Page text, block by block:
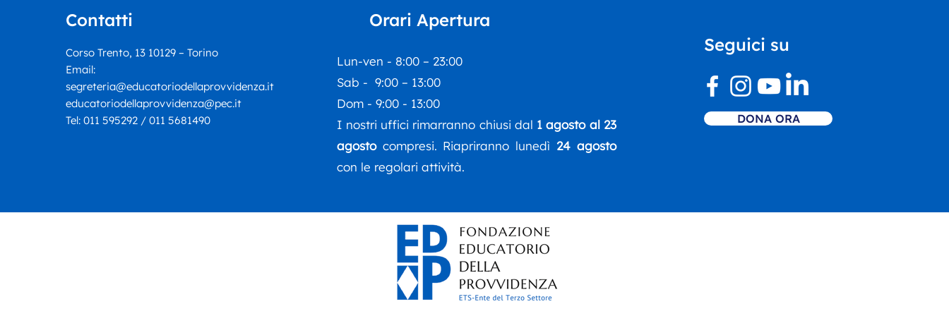
piccolo”
Contatti
Corso Trento, 13 10129 – Torino
Email:
segreteria@educatoriodellaprovvidenza.it
educatoriodellaprovvidenza@pec.it
Tel: 011 595292 / 011 5681490
Orari Apertura
Lun-ven - 8:00 – 23:00
Sab - 9:00 – 13:00
Dom - 9:00 - 13:00
I nostri uffici rimarranno chiusi dal 1 agosto al 23
agostocompresi. Riapriranno lunedì 24 agosto
con le regolari attività.
Seguici su
DONA ORA